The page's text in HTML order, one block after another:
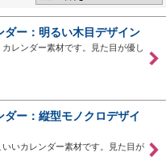
ダー：明るい木目デザイン
レンダー素材です。見た目が優し
ダー：縦型モノクロデザイ
いカレンダー素材です。見た目が